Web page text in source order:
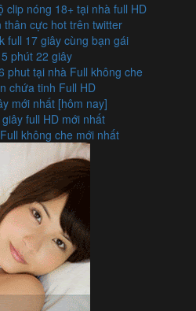
clip nóng 18+ tại nhà full HD
thân cực hot trên twitter
full 17 giây cùng bạn gái
phút 22 giây
phut tại nhà Full không che
chứa tinh Full HD
mới nhất [hôm nay]
full HD mới nhất
không che mới nhất